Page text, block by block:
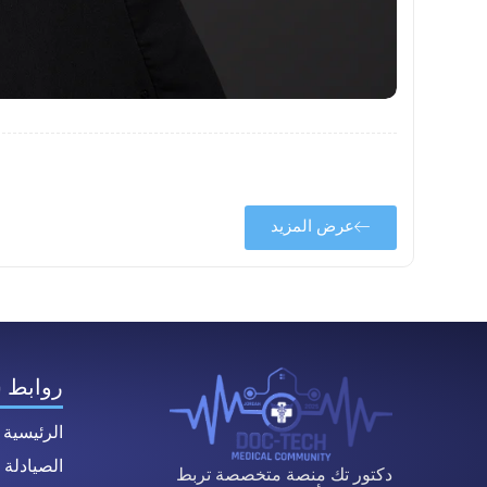
عرض المزيد
دكتور تك منصة متخصصة تربط
روابط
الرئيسية
الصيادلة